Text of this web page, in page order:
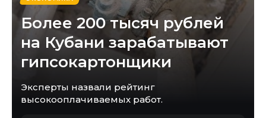
Более 200 тысяч рублей
на Кубани зарабатывают
гипсокартонщики
Эксперты назвали рейтинг
высокооплачиваемых работ.